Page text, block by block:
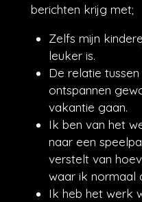
berichten krijg met;
Zelfs mijn
leuker is.
De relatie
ontspannen
vakantie gaan.
Ik ben van het
naar een
verstelt van
waar ik normaal
Ik heb het werk